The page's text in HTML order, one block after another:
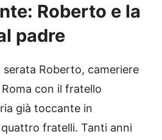
Roberto e la
padre
Roberto, cameriere
con il fratello
già toccante in
fratelli. Tanti anni